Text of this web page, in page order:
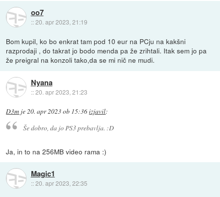
oo7
::20. apr 2023, 21:19
Bom kupil, ko bo enkrat tam pod 10 eur na PCju na kakšni
razprodaji , do takrat jo bodo menda pa že zrihtali. Itak sem jo pa
že preigral na konzoli tako,da se mi nič ne mudi.
Nyana
::20. apr 2023, 21:23
D3m je20. apr 2023 ob 15:36izjavil:
Še dobro, da jo PS3 prebavlja. :D
Ja, in to na 256MB video rama :)
Magic1
::20. apr 2023, 22:35